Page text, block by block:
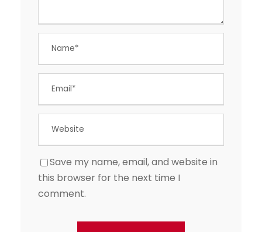
Save my name, email, and website in
this browser for the next time I
comment.